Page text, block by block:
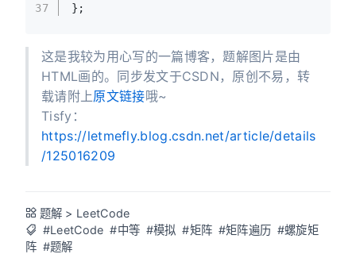
37
};
这是我较为用心写的一篇博客，题解图片是由
HTML画的。同步发文于CSDN，原创不易，转
载请附上原文链接哦~
Tisfy：
https://letmefly.blog.csdn.net/article/details
/125016209
题解 > LeetCode
#LeetCode #中等 #模拟 #矩阵 #矩阵遍历 #螺旋矩
阵 #题解